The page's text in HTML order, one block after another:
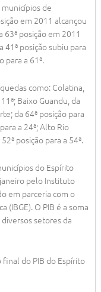
de
em 2011 alcançou
posição em 2011
41ª posição subiu para
para a 61ª.
como: Colatina,
Baixo Guandu, da
da 64ª posição para
a 24ª; Alto Rio
posição para a 54ª.
do Espírito
pelo Instituto
em parceria com o
(IBGE). O PIB é a soma
setores da
do PIB do Espírito